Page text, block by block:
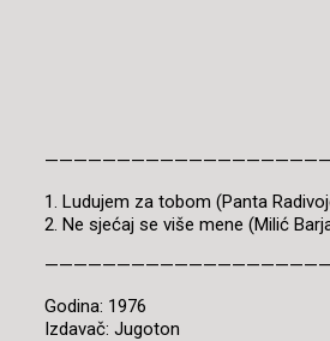
1. Ludujem za tobom (Panta
2. Ne sjećaj se više mene (Milić
Godina: 1976
Izdavač: Jugoton